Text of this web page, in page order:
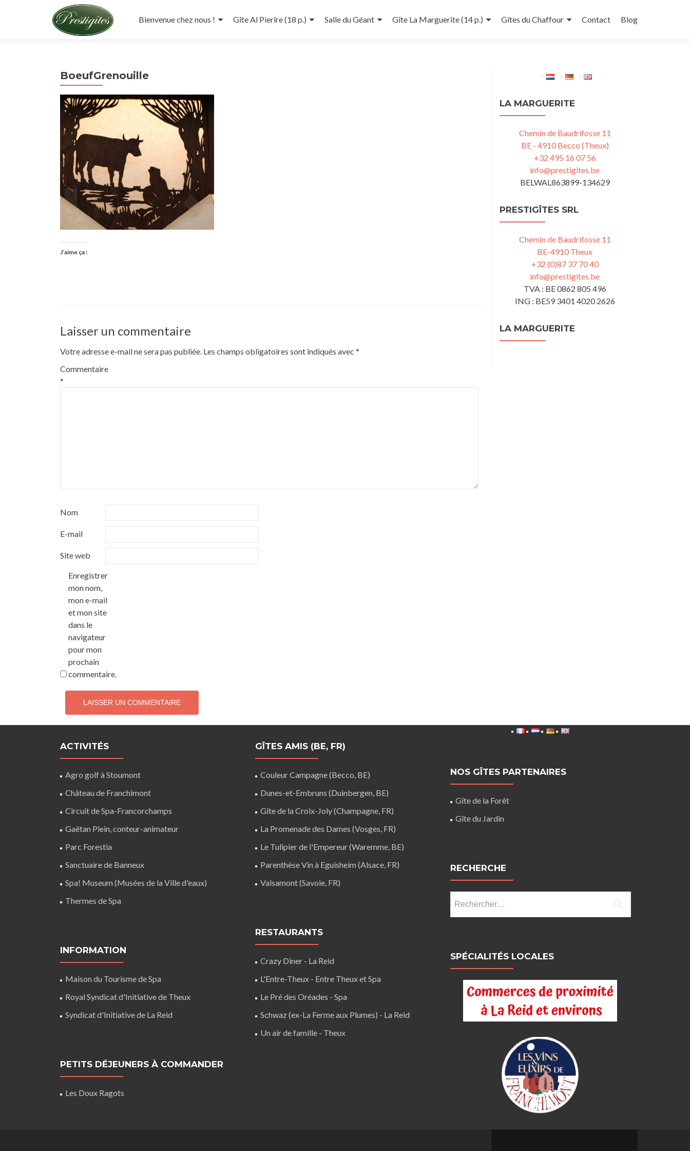
au
Bienvenue chez nous ! Gîte Al Pierîre (18 p.) Salle du Géant Gîte La Marguerite (14 p.) Gîtes du Chaffour Contact Blog
BoeufGrenouille
J’aime ça :
Laisser un commentaire
Votre adresse e-mail ne sera pas publiée. Les champs obligatoires sont indiqués avec *
Commentaire
*
Nom
E-mail
Site web
Enregistrer
mon nom,
mon e-mail
et mon site
dans le
navigateur
pour mon
prochain
commentaire.
LA MARGUERITE
Chemin de Baudrifosse 11
BE - 4910 Becco (Theux)
+32 495 16 07 56
info@prestigites.be
BELWAL863899-134629
PRESTIGÎTES SRL
Chemin de Baudrifosse 11
BE-4910 Theux
+32 (0)87 37 70 40
info@prestigites.be
TVA : BE 0862 805 496
ING : BE59 3401 4020 2626
LA MARGUERITE
ACTIVITÉS
Agro golf à Stoumont
Château de Franchimont
Circuit de Spa-Francorchamps
Gaëtan Plein, conteur-animateur
Parc Forestia
Sanctuaire de Banneux
Spa! Museum (Musées de la Ville d'eaux)
Thermes de Spa
INFORMATION
Maison du Tourisme de Spa
Royal Syndicat d'Initiative de Theux
Syndicat d'Initiative de La Reid
PETITS DÉJEUNERS À COMMANDER
Les Doux Ragots
GÎTES AMIS (BE, FR)
Couleur Campagne (Becco, BE)
Dunes-et-Embruns (Duinbergen, BE)
Gîte de la Croix-Joly (Champagne, FR)
La Promenade des Dames (Vosges, FR)
Le Tulipier de l'Empereur (Waremme, BE)
Parenthèse Vin à Eguisheim (Alsace, FR)
Valsamont (Savoie, FR)
RESTAURANTS
Crazy Diner - La Reid
L'Entre-Theux - Entre Theux et Spa
Le Pré des Oréades - Spa
Schwaz (ex-La Ferme aux Plumes) - La Reid
Un air de famille - Theux
NOS GÎTES PARTENAIRES
Gîte de la Forêt
Gîte du Jardin
RECHERCHE
SPÉCIALITÉS LOCALES